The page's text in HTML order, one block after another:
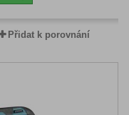
Přidat k porovnání